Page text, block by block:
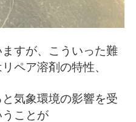
すが、こういった難
ペア溶剤の特性、
気象環境の影響を受
ことが